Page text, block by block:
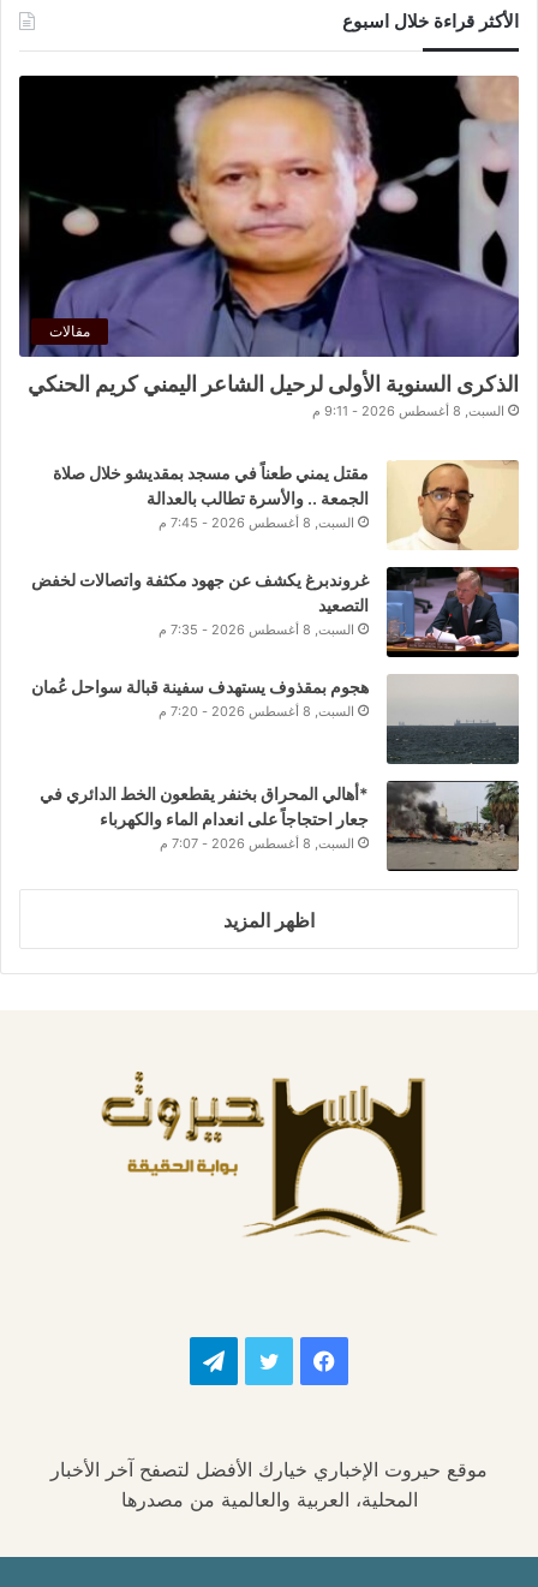
الأكثر قراءة خلال اسبوع
مقالات
الذكرى السنوية الأولى لرحيل الشاعر اليمني كريم الحنكي
السبت, 8 أغسطس 2026 - 9:11 م
مقتل يمني طعناً في مسجد بمقديشو خلال صلاة
الجمعة .. والأسرة تطالب بالعدالة
السبت, 8 أغسطس 2026 - 7:45 م
غروندبرغ يكشف عن جهود مكثفة واتصالات لخفض
التصعيد
السبت, 8 أغسطس 2026 - 7:35 م
هجوم بمقذوف يستهدف سفينة قبالة سواحل عُمان
السبت, 8 أغسطس 2026 - 7:20 م
*أهالي المحراق بخنفر يقطعون الخط الدائري في
جعار احتجاجاً على انعدام الماء والكهرباء
السبت, 8 أغسطس 2026 - 7:07 م
اظهر المزيد
فيسبوك تويتر تيلقرام
موقع حيروت الإخباري خيارك الأفضل لتصفح آخر الأخبار
المحلية، العربية والعالمية من مصدرها